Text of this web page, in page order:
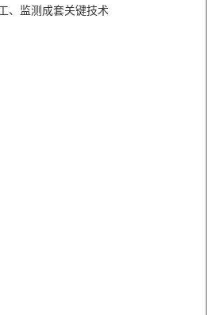
、监测成套关键技术